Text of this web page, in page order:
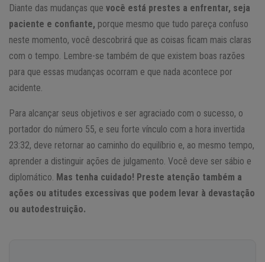
Diante das mudanças que você está prestes a enfrentar, seja
paciente e confiante, porque mesmo que tudo pareça confuso
neste momento, você descobrirá que as coisas ficam mais claras
com o tempo. Lembre-se também de que existem boas razões
para que essas mudanças ocorram e que nada acontece por
acidente.
Para alcançar seus objetivos e ser agraciado com o sucesso, o
portador do número 55, e seu forte vínculo com a hora invertida
23:32, deve retornar ao caminho do equilíbrio e, ao mesmo tempo,
aprender a distinguir ações de julgamento. Você deve ser sábio e
diplomático. Mas tenha cuidado! Preste atenção também a
ações ou atitudes excessivas que podem levar à devastação
ou autodestruição.